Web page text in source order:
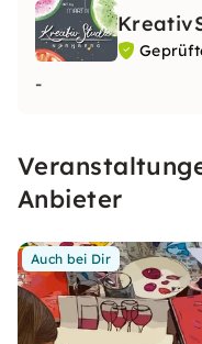
-
Anbieter
Auch bei Dir